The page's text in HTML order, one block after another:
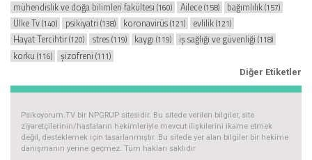
mühendislik ve doğa bilimleri fakültesi(160) Ailece(158) bağımlılık(157)
Ülke Tv(140) psikiyatri (138) koronavirüs(121) evlilik(121)
Hayat Tercihtir(120) stres(119) kaygı (119) iş sağlığı ve güvenliği(118)
korku(116) şizofreni (111)
Diğer Etiketler
Psikoyorum.TV bir NPGRUP sitesidir. Bu sitede verilen bilgiler, site
ziyaretçilerinin/hastaların hekimleriyle mevcut ilişkilerini ikame etmek
değil, desteklemek için tasarlanmıştır. Bu sitede yer alan bilgiler bir hekime
danışmanın yerine geçmez. Tüm hakları saklıdır